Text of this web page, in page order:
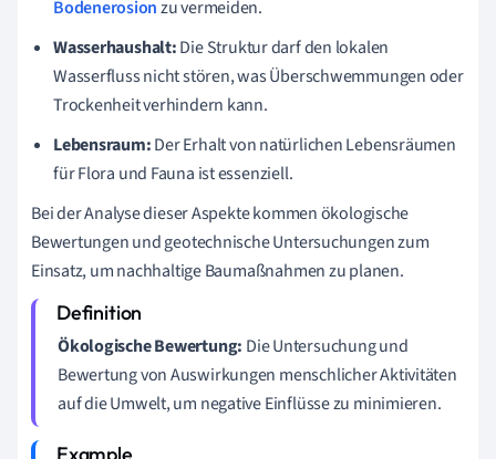
Bodenerosionzu vermeiden.
Wasserhaushalt:Die Struktur darf den lokalen
Wasserfluss nicht stören, was Überschwemmungen oder
Trockenheit verhindern kann.
Lebensraum:Der Erhalt von natürlichen Lebensräumen
für Flora und Fauna ist essenziell.
Bei der Analyse dieser Aspekte kommen ökologische
Bewertungen und geotechnische Untersuchungen zum
Einsatz, um nachhaltige Baumaßnahmen zu planen.
Ökologische Bewertung: Die Untersuchung und
Bewertung von Auswirkungen menschlicher Aktivitäten
auf die Umwelt, um negative Einflüsse zu minimieren.